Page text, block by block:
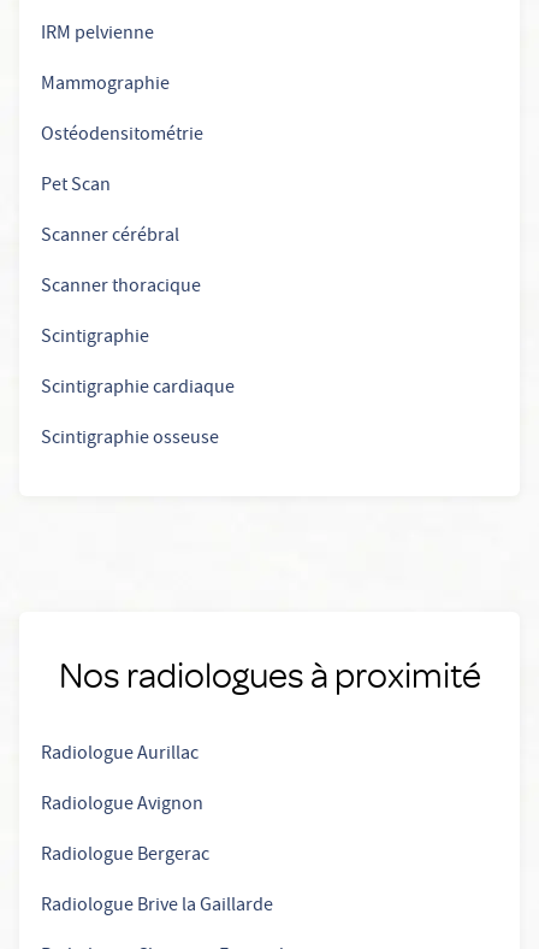
IRM pelvienne
Mammographie
Ostéodensitométrie
Pet Scan
Scanner cérébral
Scanner thoracique
Scintigraphie
Scintigraphie cardiaque
Scintigraphie osseuse
Nos radiologues à proximité
Radiologue Aurillac
Radiologue Avignon
Radiologue Bergerac
Radiologue Brive la Gaillarde